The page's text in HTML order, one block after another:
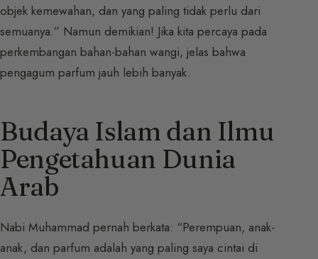
objek kemewahan, dan yang paling tidak perlu dari
semuanya.” Namun demikian! Jika kita percaya pada
perkembangan bahan-bahan wangi, jelas bahwa
pengagum parfum jauh lebih banyak.
Budaya Islam dan Ilmu
Pengetahuan Dunia
Arab
Nabi Muhammad pernah berkata: “Perempuan, anak-
anak, dan parfum adalah yang paling saya cintai di